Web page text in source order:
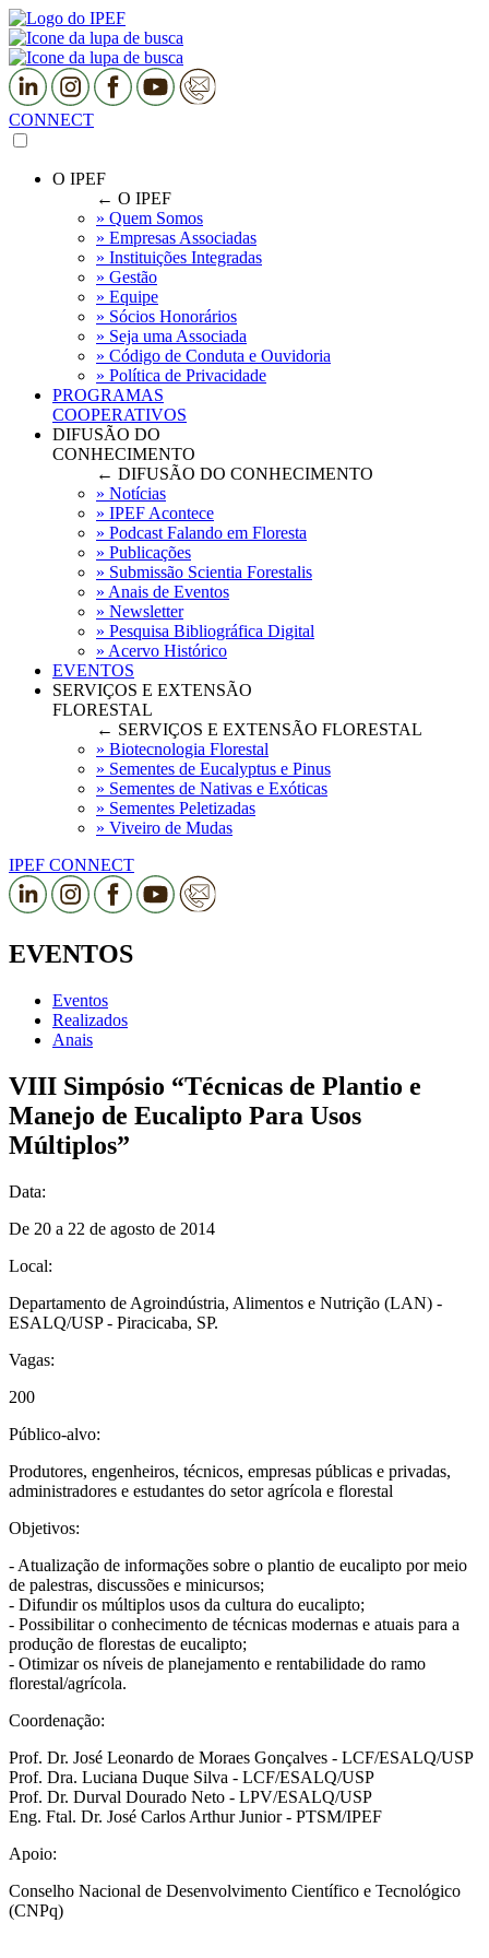
CONNECT
O IPEF
← O IPEF
» Quem Somos
» Empresas Associadas
» Instituições Integradas
» Gestão
» Equipe
» Sócios Honorários
» Seja uma Associada
» Código de Conduta e Ouvidoria
» Política de Privacidade
PROGRAMAS
COOPERATIVOS
DIFUSÃO DO
CONHECIMENTO
← DIFUSÃO DO CONHECIMENTO
» Notícias
» IPEF Acontece
» Podcast Falando em Floresta
» Publicações
» Submissão Scientia Forestalis
» Anais de Eventos
» Newsletter
» Pesquisa Bibliográfica Digital
» Acervo Histórico
EVENTOS
SERVIÇOS E EXTENSÃO
FLORESTAL
← SERVIÇOS E EXTENSÃO FLORESTAL
» Biotecnologia Florestal
» Sementes de Eucalyptus e Pinus
» Sementes de Nativas e Exóticas
» Sementes Peletizadas
» Viveiro de Mudas
IPEF CONNECT
EVENTOS
Eventos
Realizados
Anais
VIII Simpósio “Técnicas de Plantio e
Manejo de Eucalipto Para Usos
Múltiplos”
Data:
De 20 a 22 de agosto de 2014
Local:
Departamento de Agroindústria, Alimentos e Nutrição (LAN) -
ESALQ/USP - Piracicaba, SP.
Vagas:
200
Público-alvo:
Produtores, engenheiros, técnicos, empresas públicas e privadas,
administradores e estudantes do setor agrícola e florestal
Objetivos:
- Atualização de informações sobre o plantio de eucalipto por meio
de palestras, discussões e minicursos;
- Difundir os múltiplos usos da cultura do eucalipto;
- Possibilitar o conhecimento de técnicas modernas e atuais para a
produção de florestas de eucalipto;
- Otimizar os níveis de planejamento e rentabilidade do ramo
florestal/agrícola.
Coordenação:
Prof. Dr. José Leonardo de Moraes Gonçalves - LCF/ESALQ/USP
Prof. Dra. Luciana Duque Silva - LCF/ESALQ/USP
Prof. Dr. Durval Dourado Neto - LPV/ESALQ/USP
Eng. Ftal. Dr. José Carlos Arthur Junior - PTSM/IPEF
Apoio:
Conselho Nacional de Desenvolvimento Científico e Tecnológico
(CNPq)